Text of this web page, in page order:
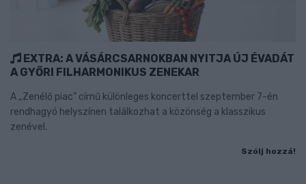
EXTRA: A VÁSÁRCSARNOKBAN NYITJA ÚJ ÉVADÁT
A GYŐRI FILHARMONIKUS ZENEKAR
A „Zenélő piac” című különleges koncerttel szeptember 7-én
rendhagyó helyszínen találkozhat a közönség a klasszikus
zenével.
Szólj hozzá!